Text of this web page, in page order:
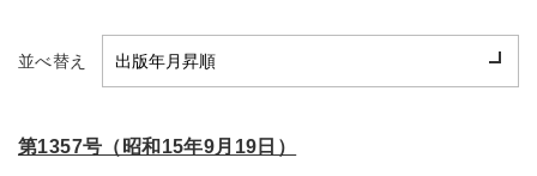
並べ替え
第1357号（昭和15年9月19日）